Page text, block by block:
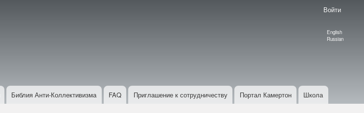
Войти
Language
English
Russian
Библия Анти-Коллективизма FAQ Приглашение к сотрудничеству Портал Камертон Школа